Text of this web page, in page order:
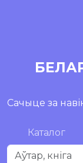
Сачыце за
Каталог